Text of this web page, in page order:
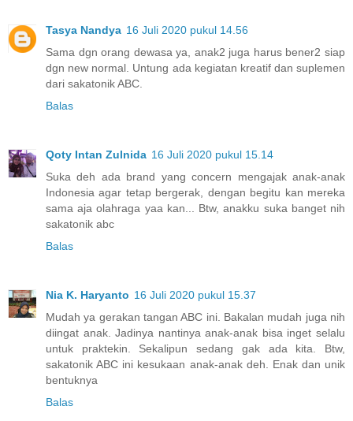
Tasya Nandya 16 Juli 2020 pukul 14.56
Sama dgn orang dewasa ya, anak2 juga harus bener2 siap
dgn new normal. Untung ada kegiatan kreatif dan suplemen
dari sakatonik ABC.
Balas
Qoty Intan Zulnida 16 Juli 2020 pukul 15.14
Suka deh ada brand yang concern mengajak anak-anak
Indonesia agar tetap bergerak, dengan begitu kan mereka
sama aja olahraga yaa kan... Btw, anakku suka banget nih
sakatonik abc
Balas
Nia K. Haryanto 16 Juli 2020 pukul 15.37
Mudah ya gerakan tangan ABC ini. Bakalan mudah juga nih
diingat anak. Jadinya nantinya anak-anak bisa inget selalu
untuk praktekin. Sekalipun sedang gak ada kita. Btw,
sakatonik ABC ini kesukaan anak-anak deh. Enak dan unik
bentuknya
Balas